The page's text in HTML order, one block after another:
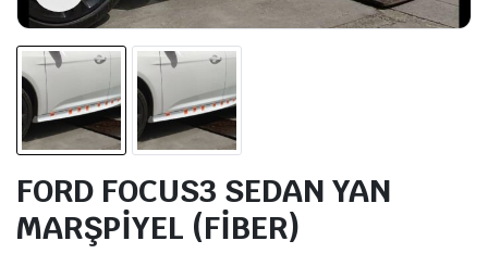
FORD FOCUS3 SEDAN YAN
MARŞPİYEL (FİBER)